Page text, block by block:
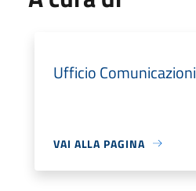
Ufficio Comunicazioni
VAI ALLA PAGINA